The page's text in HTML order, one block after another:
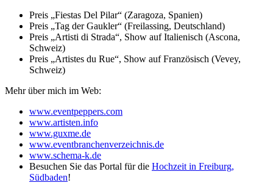
Preis „Fiestas Del Pilar“ (Zaragoza, Spanien)
Preis „Tag der Gaukler“ (Freilassing, Deutschland)
Preis „Artisti di Strada“, Show auf Italienisch (Ascona,
Schweiz)
Preis „Artistes du Rue“, Show auf Französisch (Vevey,
Schweiz)
Mehr über mich im Web:
www.eventpeppers.com
www.artisten.info
www.guxme.de
www.eventbranchenverzeichnis.de
www.schema-k.de
Besuchen Sie das Portal für die Hochzeit in Freiburg,
Südbaden!